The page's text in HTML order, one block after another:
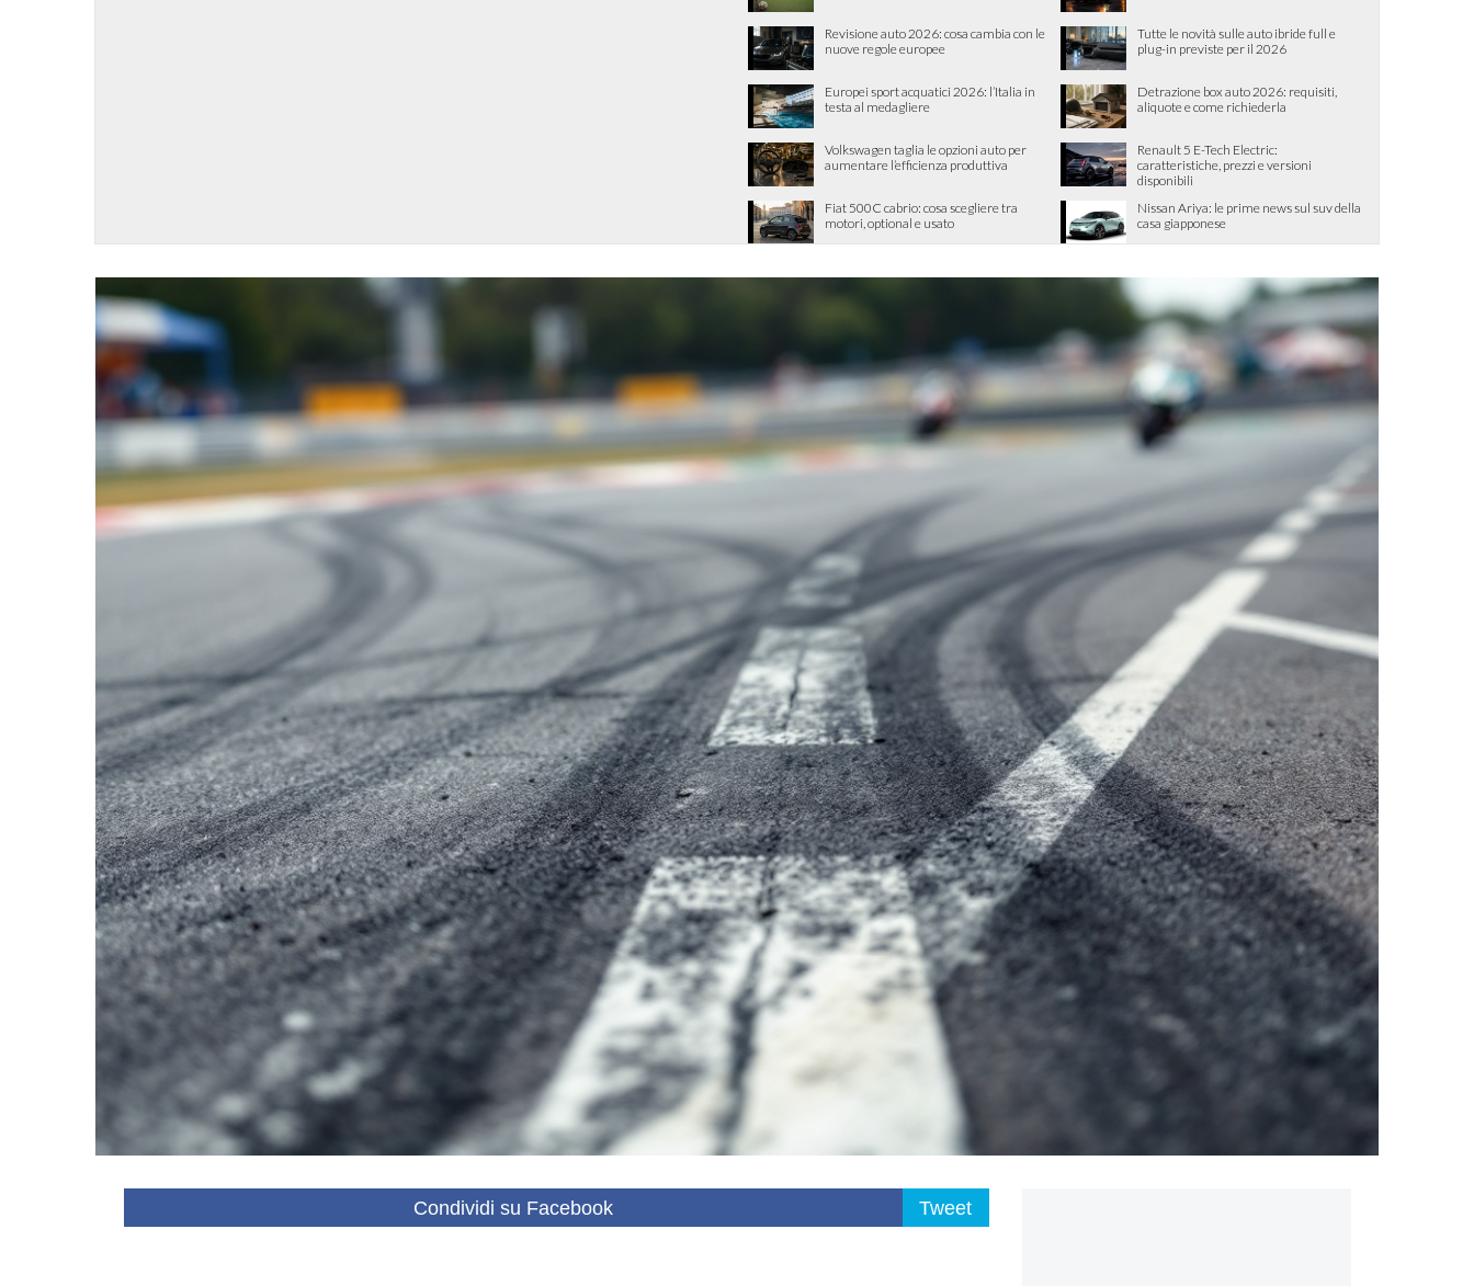
Revisione auto 2026: cosa cambia con le
nuove regole europee
Tutte le novità sulle auto ibride full e
plug-in previste per il 2026
Europei sport acquatici 2026: l’Italia in
testa al medagliere
Detrazione box auto 2026: requisiti,
aliquote e come richiederla
Volkswagen taglia le opzioni auto per
aumentare l’efficienza produttiva
Renault 5 E-Tech Electric:
caratteristiche, prezzi e versioni
disponibili
Fiat 500C cabrio: cosa scegliere tra
motori, optional e usato
Nissan Ariya: le prime news sul suv della
casa giapponese
Condividi su Facebook Tweet